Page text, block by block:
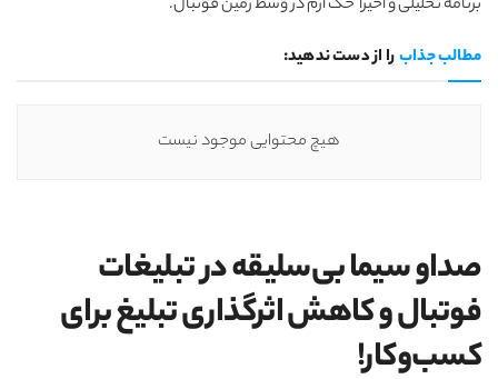
را از دست ندهید:مطالب جذاب
هیچ محتوایی موجود نیست
صداو سیما بی‌سلیقه در تبلیغات
فوتبال و کاهش اثرگذاری تبلیغ برای
کسب‌و‌کار!